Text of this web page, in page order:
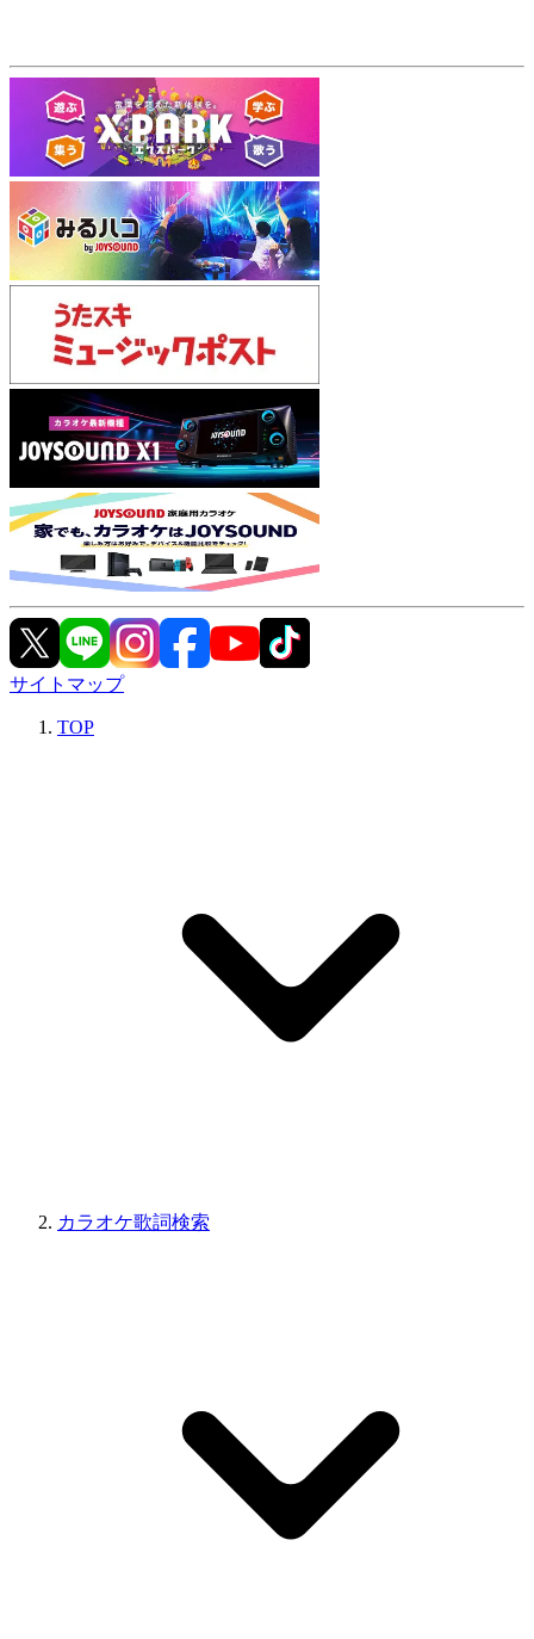
サイトマップ
TOP
カラオケ歌詞検索